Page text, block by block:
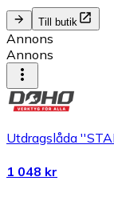
Till butik
Annons
Annons
Utdragslåda
1 048 kr